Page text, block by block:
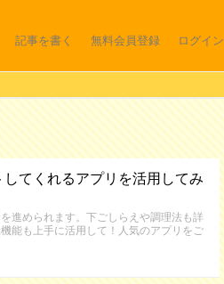
記事を書く 無料会員登録 ログイン
てくれるアプリを活用してみ
進められます。下ごしらえや調理法も詳
能も上手に活用して！人気のアプリをご